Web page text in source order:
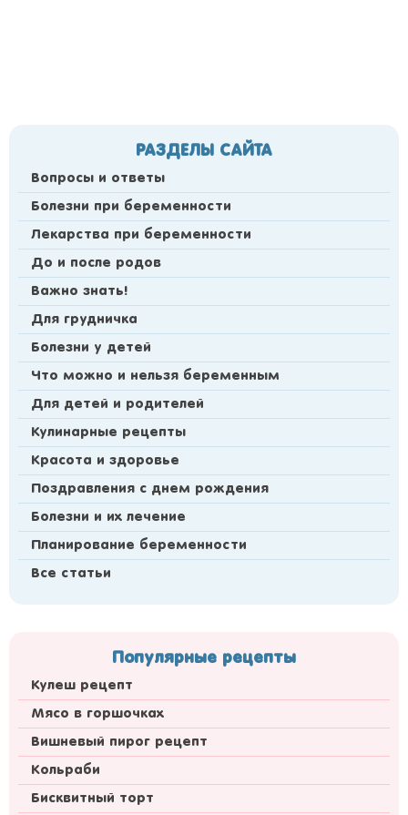
РАЗДЕЛЫ САЙТА
Вопросы и ответы
Болезни при беременности
Лекарства при беременности
До и после родов
Важно знать!
Для грудничка
Болезни у детей
Что можно и нельзя беременным
Для детей и родителей
Кулинарные рецепты
Красота и здоровье
Поздравления с днем рождения
Болезни и их лечение
Планирование беременности
Все статьи
Популярные рецепты
Кулеш рецепт
Мясо в горшочках
Вишневый пирог рецепт
Кольраби
Бисквитный торт